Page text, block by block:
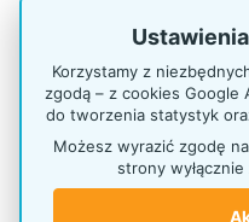
Motoryzacja i
zapachy
żarówki i
wycieraczki,
akcesoria
produkty
Korzystamy z
zgodą – z cookies Google
do tworzenia statystyk
Możesz wyrazić zgodę
strony